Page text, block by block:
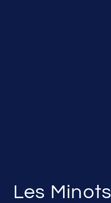
Les Minots